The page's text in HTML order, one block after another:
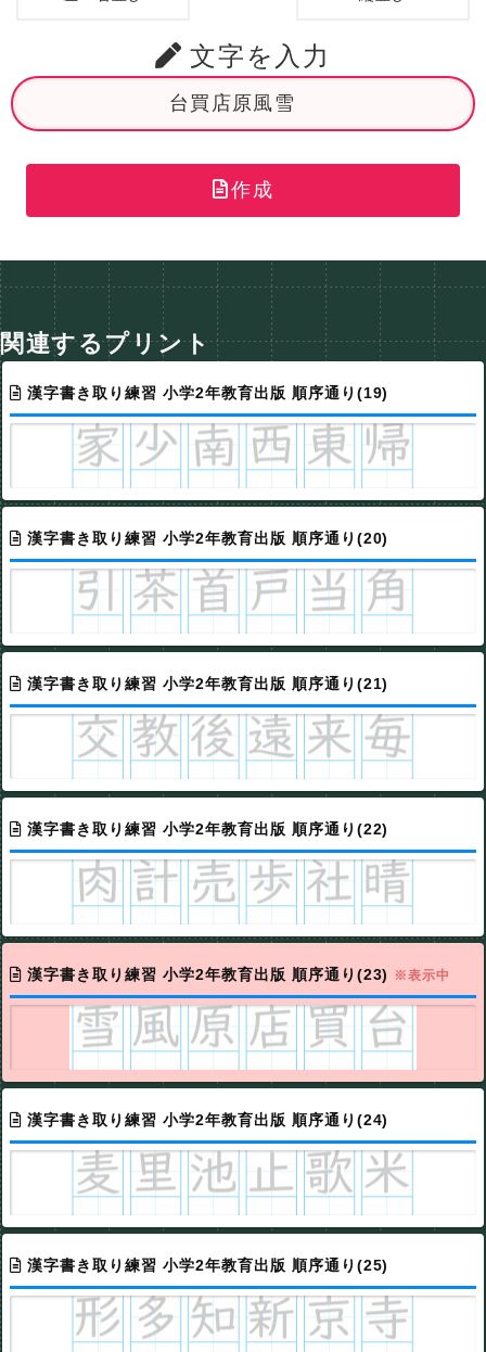
文字を入力
作成
関連するプリント
漢字書き取り練習 小学2年教育出版 順序通り(19)
漢字書き取り練習 小学2年教育出版 順序通り(20)
漢字書き取り練習 小学2年教育出版 順序通り(21)
漢字書き取り練習 小学2年教育出版 順序通り(22)
漢字書き取り練習 小学2年教育出版 順序通り(23) ※表示中
漢字書き取り練習 小学2年教育出版 順序通り(24)
漢字書き取り練習 小学2年教育出版 順序通り(25)